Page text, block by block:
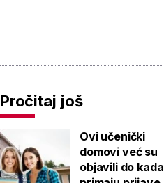
Pročitaj još
Ovi učenički
domovi već su
objavili do kada